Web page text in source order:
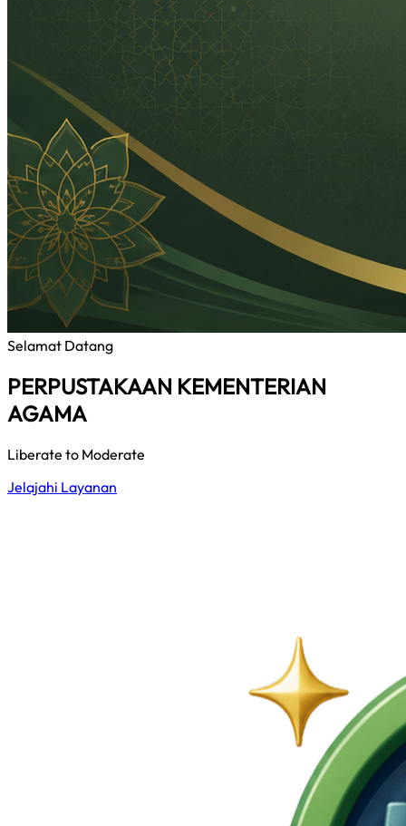
Selamat Datang
PERPUSTAKAAN KEMENTERIAN
AGAMA
Liberate to Moderate
Jelajahi Layanan